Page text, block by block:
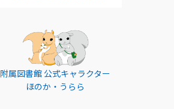
附属図書館 公式キャラクター
ほのか・うらら